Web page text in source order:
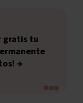
gratis tu
→